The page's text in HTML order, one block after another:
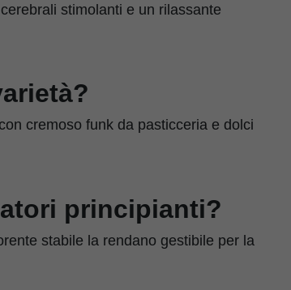
stimolanti e un rilassante
cremoso funk da pasticceria e dolci
principianti?
stabile la rendano gestibile per la